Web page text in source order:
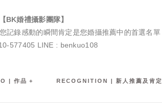
【BK婚禮攝影團隊】
記錄感動的瞬間肯定是您婚攝推薦中的首選名單
577405 LINE : benkuo108
| 作品 RECOGNITION | 新人推薦及肯定